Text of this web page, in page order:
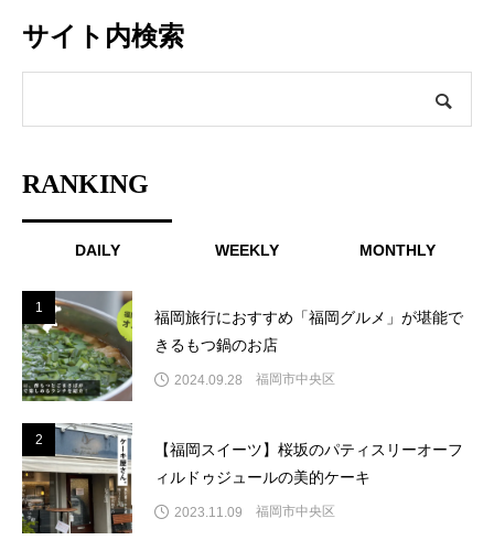
サイト内検索
RANKING
DAILY WEEKLY MONTHLY
1
福岡旅行におすすめ「福岡グルメ」が堪能で
きるもつ鍋のお店
2024.09.28 福岡市中央区
2
【福岡スイーツ】桜坂のパティスリーオーフ
ィルドゥジュールの美的ケーキ
2023.11.09 福岡市中央区